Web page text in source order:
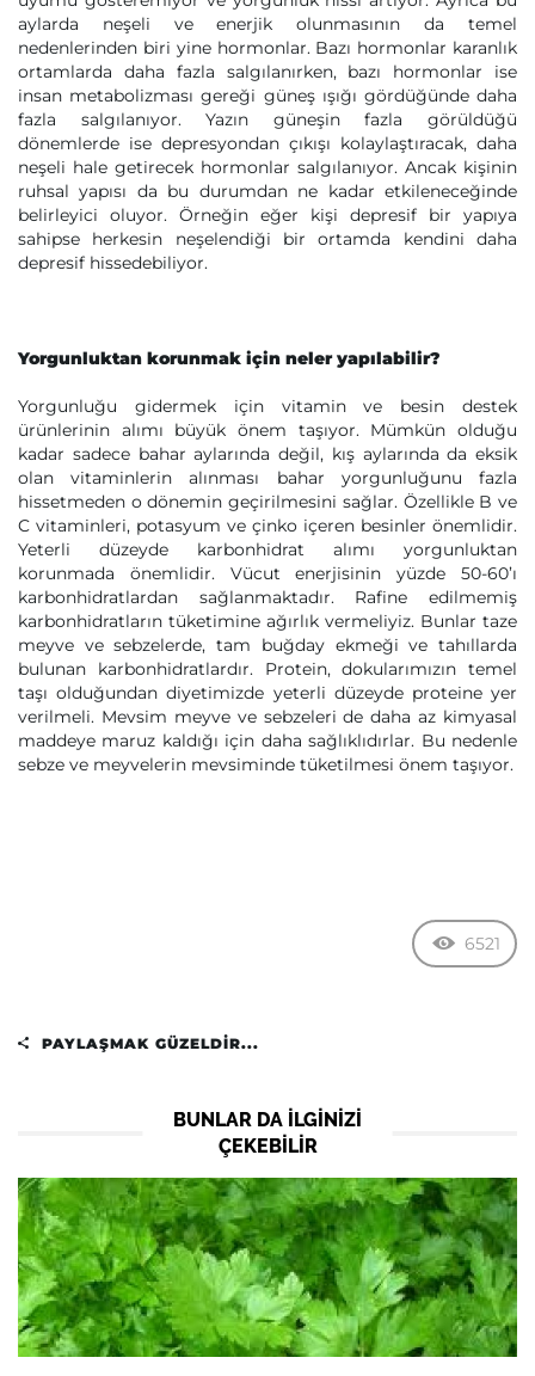
aylarda neşeli ve enerjik olunmasının da temel
nedenlerinden biri yine hormonlar. Bazı hormonlar karanlık
ortamlarda daha fazla salgılanırken, bazı hormonlar ise
insan metabolizması gereği güneş ışığı gördüğünde daha
fazla salgılanıyor. Yazın güneşin fazla görüldüğü
dönemlerde ise depresyondan çıkışı kolaylaştıracak, daha
neşeli hale getirecek hormonlar salgılanıyor. Ancak kişinin
ruhsal yapısı da bu durumdan ne kadar etkileneceğinde
belirleyici oluyor. Örneğin eğer kişi depresif bir yapıya
sahipse herkesin neşelendiği bir ortamda kendini daha
depresif hissedebiliyor.
Yorgunluktan korunmak için neler yapılabilir?
Yorgunluğu gidermek için vitamin ve besin destek
ürünlerinin alımı büyük önem taşıyor. Mümkün olduğu
kadar sadece bahar aylarında değil, kış aylarında da eksik
olan vitaminlerin alınması bahar yorgunluğunu fazla
hissetmeden o dönemin geçirilmesini sağlar. Özellikle B ve
C vitaminleri, potasyum ve çinko içeren besinler önemlidir.
Yeterli düzeyde karbonhidrat alımı yorgunluktan
korunmada önemlidir. Vücut enerjisinin yüzde 50-60’ı
karbonhidratlardan sağlanmaktadır. Rafine edilmemiş
karbonhidratların tüketimine ağırlık vermeliyiz. Bunlar taze
meyve ve sebzelerde, tam buğday ekmeği ve tahıllarda
bulunan karbonhidratlardır. Protein, dokularımızın temel
taşı olduğundan diyetimizde yeterli düzeyde proteine yer
verilmeli. Mevsim meyve ve sebzeleri de daha az kimyasal
maddeye maruz kaldığı için daha sağlıklıdırlar. Bu nedenle
sebze ve meyvelerin mevsiminde tüketilmesi önem taşıyor.
6521
PAYLAŞMAK GÜZELDIR...
BUNLAR DA ILGINIZI
ÇEKEBILIR